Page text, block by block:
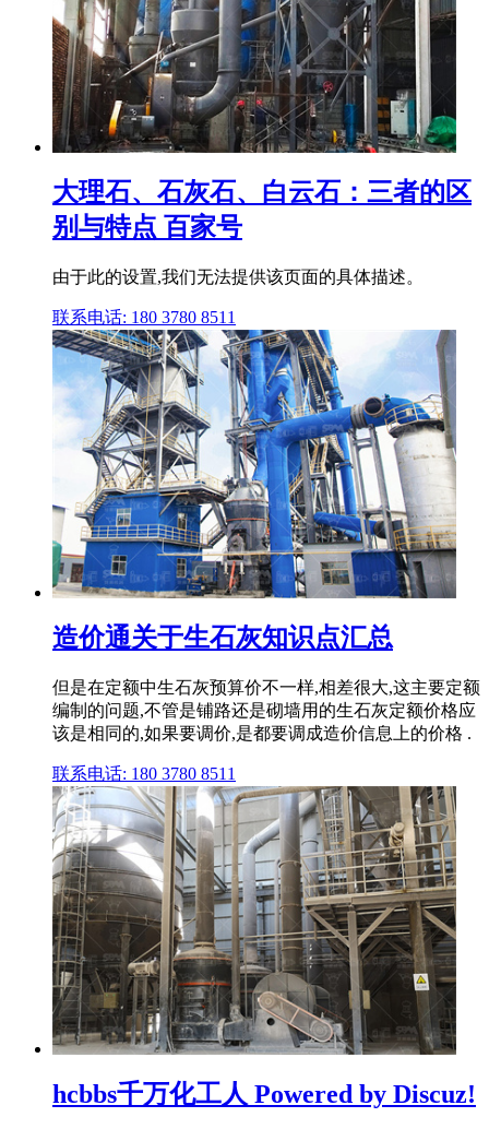
大理石、石灰石、白云石：三者的区
别与特点 百家号
由于此的设置,我们无法提供该页面的具体描述。
联系电话: 180 3780 8511
造价通关于生石灰知识点汇总
但是在定额中生石灰预算价不一样,相差很大,这主要定额
编制的问题,不管是铺路还是砌墙用的生石灰定额价格应
该是相同的,如果要调价,是都要调成造价信息上的价格 .
联系电话: 180 3780 8511
hcbbs千万化工人 Powered by Discuz!